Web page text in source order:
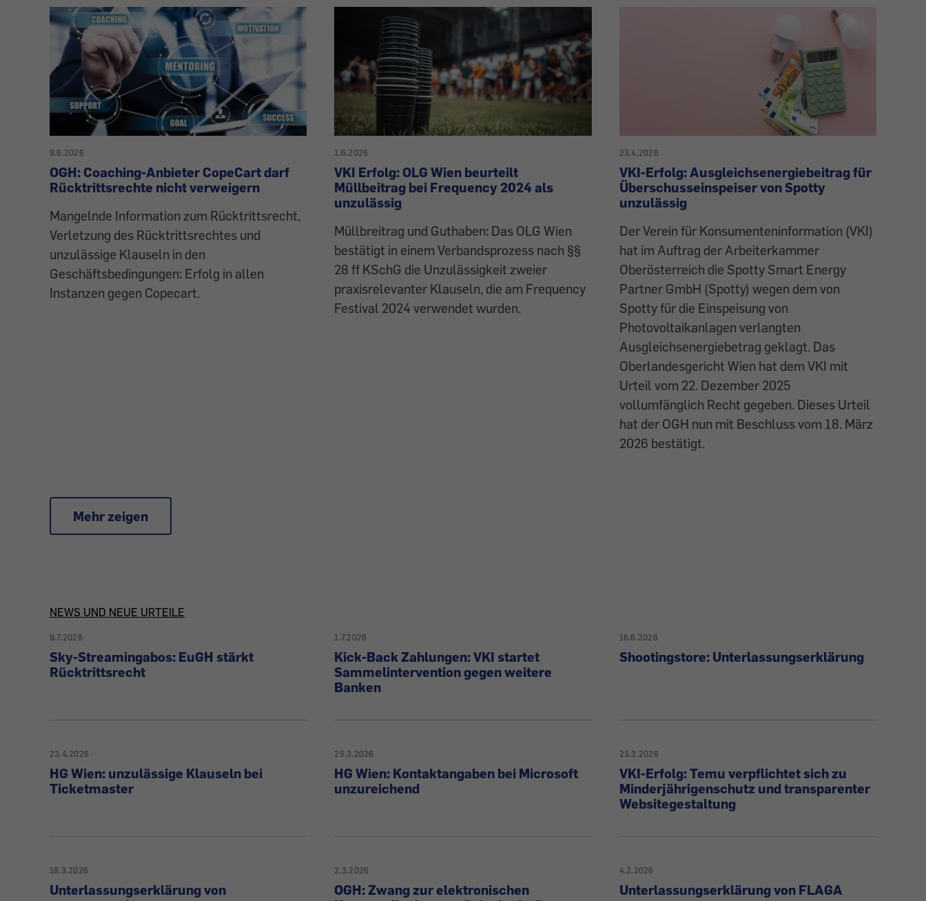
9.6.2026
OGH: Coaching-Anbieter CopeCart darf
Rücktrittsrechte nicht verweigern
Mangelnde Information zum Rücktrittsrecht,
Verletzung des Rücktrittsrechtes und
unzulässige Klauseln in den
Geschäftsbedingungen: Erfolg in allen
Instanzen gegen Copecart.
1.6.2026
VKI Erfolg: OLG Wien beurteilt
Müllbeitrag bei Frequency 2024 als
unzulässig
Müllbreitrag und Guthaben: Das OLG Wien
bestätigt in einem Verbandsprozess nach §§
28 ff KSchG die Unzulässigkeit zweier
praxisrelevanter Klauseln, die am Frequency
Festival 2024 verwendet wurden.
23.4.2026
VKI-Erfolg: Ausgleichsenergiebeitrag für
Überschusseinspeiser von Spotty
unzulässig
Der Verein für Konsumenteninformation (VKI)
hat im Auftrag der Arbeiterkammer
Oberösterreich die Spotty Smart Energy
Partner GmbH (Spotty) wegen dem von
Spotty für die Einspeisung von
Photovoltaikanlagen verlangten
Ausgleichsenergiebetrag geklagt. Das
Oberlandesgericht Wien hat dem VKI mit
Urteil vom 22. Dezember 2025
vollumfänglich Recht gegeben. Dieses Urteil
hat der OGH nun mit Beschluss vom 18. März
2026 bestätigt.
Mehr zeigen
Artikel
zu
News
Urteilen
NEWS UND NEUE URTEILE
9.7.2026
Sky-Streamingabos: EuGH stärkt
Rücktrittsrecht
1.7.2026
Kick-Back Zahlungen: VKI startet
Sammelintervention gegen weitere
Banken
16.6.2026
Shootingstore: Unterlassungserklärung
23.4.2026
HG Wien: unzulässige Klauseln bei
Ticketmaster
25.3.2026
HG Wien: Kontaktangaben bei Microsoft
unzureichend
23.3.2026
VKI-Erfolg: Temu verpflichtet sich zu
Minderjährigenschutz und transparenter
Websitegestaltung
18.3.2026
Unterlassungserklärung von
2.3.2026
OGH: Zwang zur elektronischen
4.2.2026
Unterlassungserklärung von FLAGA